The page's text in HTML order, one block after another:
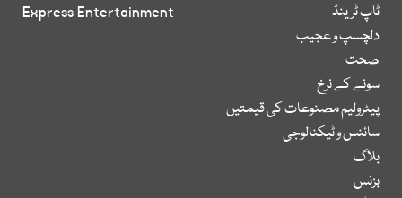
ٹاپ ٹرینڈ
دلچسپ و عجیب
صحت
سونے کے نرخ
پیٹرولیم مصنوعات کی قیمتیں
سائنس و ٹیکنالوجی
بلاگ
بزنس
Express Entertainment